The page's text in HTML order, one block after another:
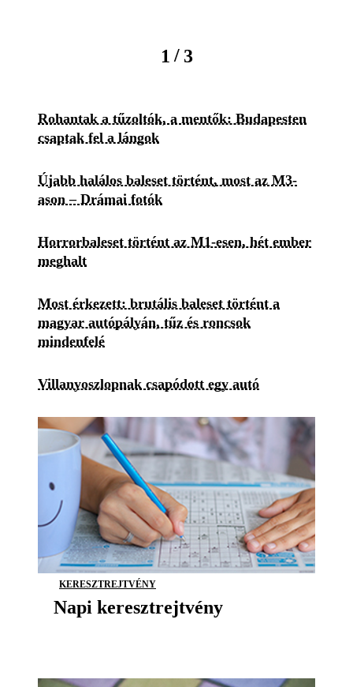
1 / 3
Rohantak a tűzoltók, a mentők: Budapesten
csaptak fel a lángok
Újabb halálos baleset történt, most az M3-
ason – Drámai fotók
Horrorbaleset történt az M1-esen, hét ember
meghalt
Most érkezett: brutális baleset történt a
magyar autópályán, tűz és roncsok
mindenfelé
Villanyoszlopnak csapódott egy autó
KERESZTREJTVÉNY
Napi keresztrejtvény